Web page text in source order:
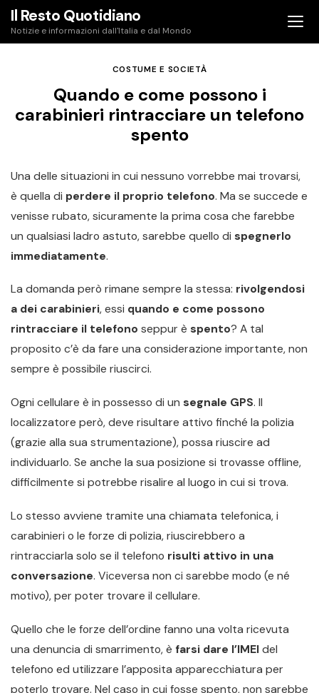
Skip
content
Il Resto Quotidiano
Notizie e informazioni dall'Italia e dal Mondo
COSTUME E SOCIETÀ
Quando e come possono i
carabinieri rintracciare un telefono
spento
Una delle situazioni in cui nessuno vorrebbe mai trovarsi,
è quella di perdere il proprio telefono. Ma se succede e
venisse rubato, sicuramente la prima cosa che farebbe
un qualsiasi ladro astuto, sarebbe quello di spegnerlo
immediatamente.
La domanda però rimane sempre la stessa: rivolgendosi
a dei carabinieri, essi quando e come possono
rintracciare il telefono seppur è spento? A tal
proposito c’è da fare una considerazione importante, non
sempre è possibile riuscirci.
Ogni cellulare è in possesso di un segnale GPS. Il
localizzatore però, deve risultare attivo finché la polizia
(grazie alla sua strumentazione), possa riuscire ad
individuarlo. Se anche la sua posizione si trovasse offline,
difficilmente si potrebbe risalire al luogo in cui si trova.
Lo stesso avviene tramite una chiamata telefonica, i
carabinieri o le forze di polizia, riuscirebbero a
rintracciarla solo se il telefono risulti attivo in una
conversazione. Viceversa non ci sarebbe modo (e né
motivo), per poter trovare il cellulare.
Quello che le forze dell’ordine fanno una volta ricevuta
una denuncia di smarrimento, è farsi dare l’IMEIdel
telefono ed utilizzare l’apposita apparecchiatura per
poterlo trovare. Nel caso in cui fosse spento, non sarebbe